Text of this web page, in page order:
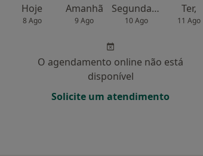
Hoje
8 Ago
Amanhã
9 Ago
Segunda-feira
10 Ago
Ter,
11 Ago
O agendamento online não está
disponível
Solicite um atendimento